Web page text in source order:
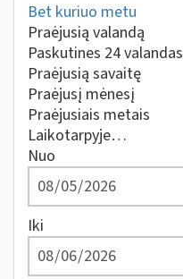
Bet kuriuo metu
Praėjusią valandą
Paskutines 24 valandas
Praėjusią savaitę
Praėjusį mėnesį
Praėjusiais metais
Laikotarpyje…
Nuo
Iki